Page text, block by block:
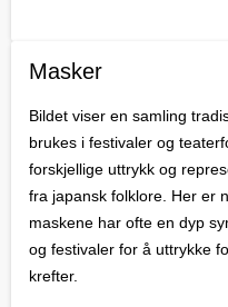
Masker
Bildet viser en samling
brukes i festivaler og
forskjellige uttrykk og
fra japansk folklore. Her er
maskene har ofte en dyp
og festivaler for å uttrykke
krefter.